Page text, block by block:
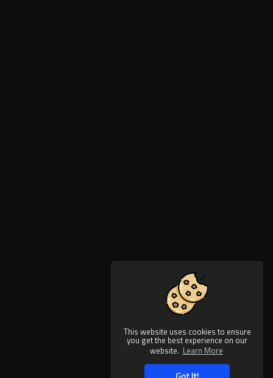
This website uses cookies to ensure
you get the best experience on our
website. Learn More